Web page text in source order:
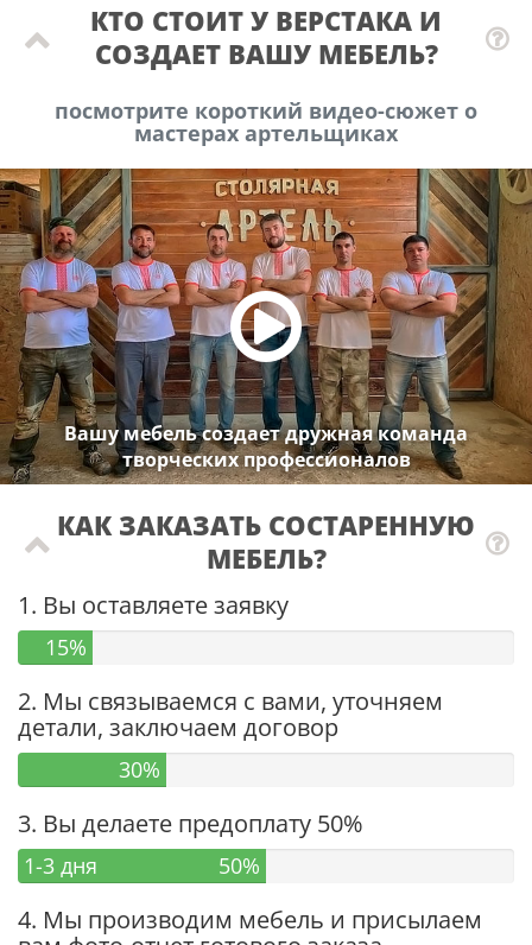
КТО СТОИТ У ВЕРСТАКА И
СОЗДАЕТ ВАШУ МЕБЕЛЬ?
посмотрите короткий видео-сюжет о
мастерах артельщиках
Вашу мебель создает дружная команда
творческих профессионалов
КАК ЗАКАЗАТЬ СОСТАРЕННУЮ
МЕБЕЛЬ?
1. Вы оставляете заявку
15%
2. Мы связываемся с вами, уточняем
детали, заключаем договор
30%
3. Вы делаете предоплату 50%
1-3 дня 50%
4. Мы производим мебель и присылаем